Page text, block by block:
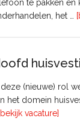
te pakken en
het …
deze (nieuwe) rol
het domein
[bekijk vacature]